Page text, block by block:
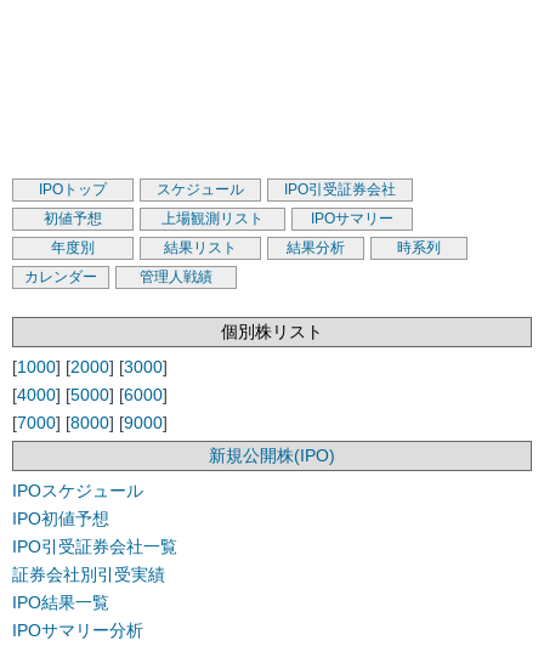
IPOトップ スケジュール
IPO引受証券会社
初値予想
上場観測リスト
IPOサマリー
年度別
結果リスト 結果分析
時系列
カレンダー
管理人戦績
個別株リスト
[1000] [2000] [3000]
[4000] [5000] [6000]
[7000] [8000] [9000]
新規公開株(IPO)
IPOスケジュール
IPO初値予想
IPO引受証券会社一覧
証券会社別引受実績
IPO結果一覧
IPOサマリー分析